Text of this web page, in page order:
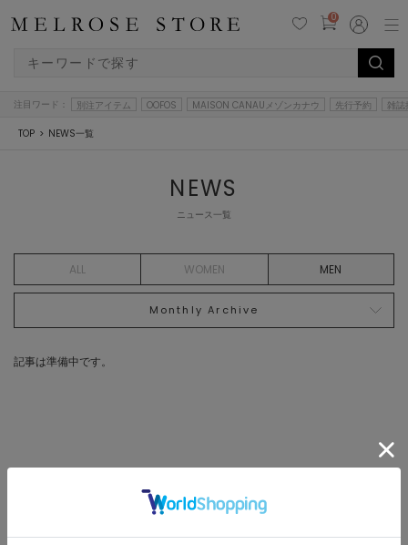
0
注目ワード： 別注アイテム OOFOS MAISON CANAUメゾンカナウ 先行予約 雑誌
TOP NEWS一覧
NEWS
ニュース一覧
ALL WOMEN MEN
Monthly Archive
記事は準備中です。